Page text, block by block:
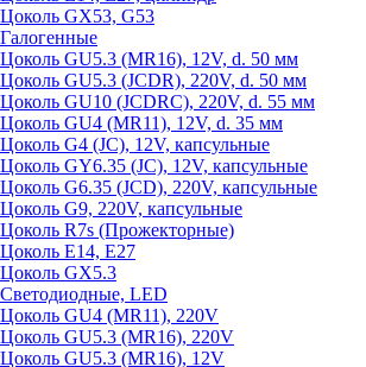
Цоколь GX53, G53
Галогенные
Цоколь GU5.3 (MR16), 12V, d. 50 мм
Цоколь GU5.3 (JCDR), 220V, d. 50 мм
Цоколь GU10 (JCDRC), 220V, d. 55 мм
Цоколь GU4 (MR11), 12V, d. 35 мм
Цоколь G4 (JC), 12V, капсульные
Цоколь GY6.35 (JC), 12V, капсульные
Цоколь G6.35 (JCD), 220V, капсульные
Цоколь G9, 220V, капсульные
Цоколь R7s (Прожекторные)
Цоколь E14, E27
Цоколь GX5.3
Светодиодные, LED
Цоколь GU4 (MR11), 220V
Цоколь GU5.3 (MR16), 220V
Цоколь GU5.3 (MR16), 12V